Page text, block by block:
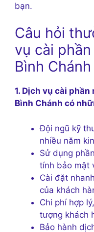
bạn.
Câu hỏi
vụ cài
Bình
1. Dịch vụ cài
Bình Chánh có
Đội ngũ kỹ
nhiều năm
Sử dụng
tính bảo mật
Cài đặt
của khách
Chi phí hợp
tượng khách
Bảo hành